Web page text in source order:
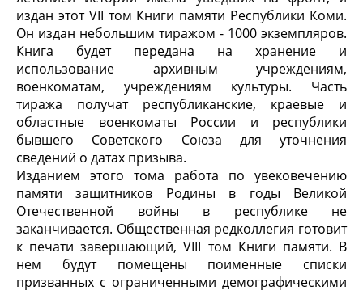
издан этот VII том Книги памяти Республики Коми.
Он издан небольшим тиражом - 1000 экземпляров.
Книга будет передана на хранение и
использование архивным учреждениям,
военкоматам, учреждениям культуры. Часть
тиража получат республиканские, краевые и
областные военкоматы России и республики
бывшего Советского Союза для уточнения
сведений о датах призыва.
Изданием этого тома работа по увековечению
памяти защитников Родины в годы Великой
Отечественной войны в республике не
заканчивается. Общественная редколлегия готовит
к печати завершающий, VIII том Книги памяти. В
нем будут помещены поименные списки
призванных с ограниченными демографическими